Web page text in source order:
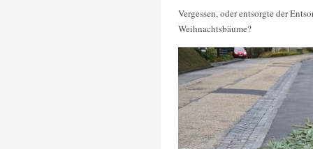
Vergessen, oder entsorgte der
Weihnachtsbäume?